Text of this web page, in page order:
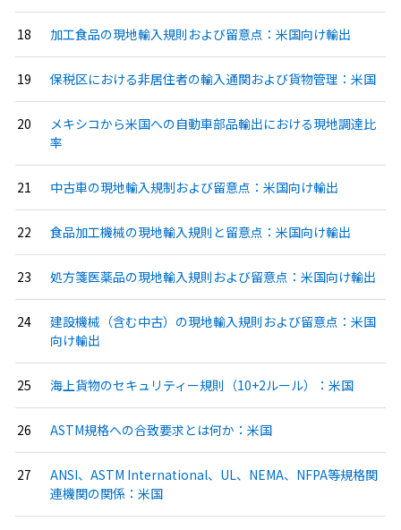
加工食品の現地輸入規則および留意点：米国向け輸出
保税区における非居住者の輸入通関および貨物管理：米国
メキシコから米国への自動車部品輸出における現地調達比
率
中古車の現地輸入規制および留意点：米国向け輸出
食品加工機械の現地輸入規則と留意点：米国向け輸出
処方箋医薬品の現地輸入規則および留意点：米国向け輸出
建設機械（含む中古）の現地輸入規則および留意点：米国
向け輸出
海上貨物のセキュリティー規則（10+2ルール）：米国
ASTM規格への合致要求とは何か：米国
ANSI、ASTM International、UL、NEMA、NFPA等規格関
連機関の関係：米国